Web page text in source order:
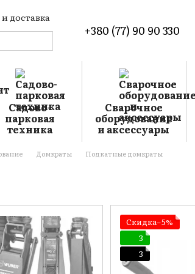
доставка
+380 (77) 90 90 330
Садово-
парковая
техника
Сварочное
оборудование
и аксессуары
Домкраты Подкатные домкраты
Скидка−5%
3
3